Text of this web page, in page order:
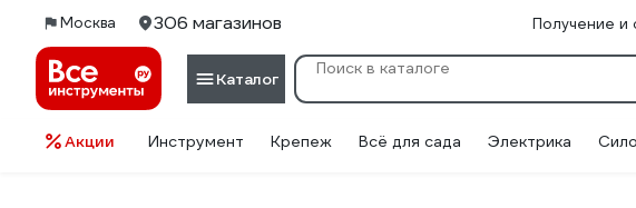
Москва 306 магазинов Получение и
Каталог
Акции Инструмент Крепеж Всё для сада Электрика